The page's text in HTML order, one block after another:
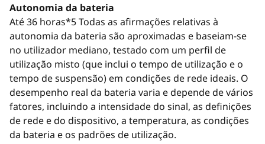
Autonomia da bateria
Até 36 horas*5 Todas as afirmações relativas à
autonomia da bateria são aproximadas e baseiam-se
no utilizador mediano, testado com um perfil de
utilização misto (que inclui o tempo de utilização e o
tempo de suspensão) em condições de rede ideais. O
desempenho real da bateria varia e depende de vários
fatores, incluindo a intensidade do sinal, as definições
de rede e do dispositivo, a temperatura, as condições
da bateria e os padrões de utilização.